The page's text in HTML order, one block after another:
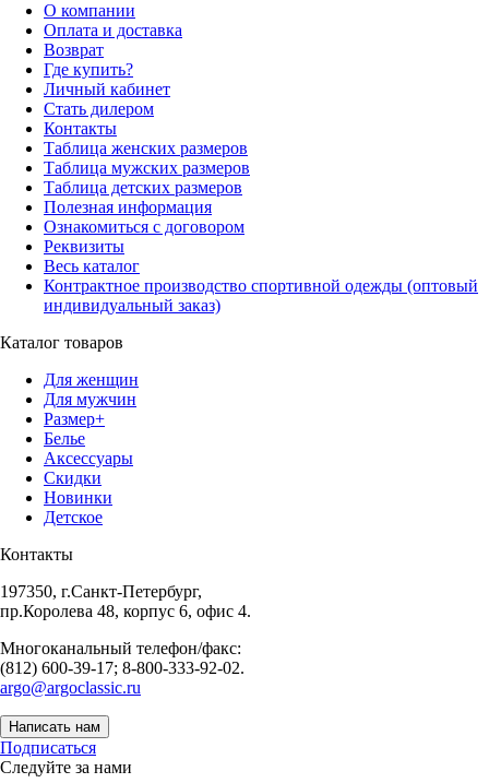
О компании
Оплата и доставка
Возврат
Где купить?
Личный кабинет
Стать дилером
Контакты
Таблица женских размеров
Таблица мужских размеров
Таблица детских размеров
Полезная информация
Ознакомиться с договором
Реквизиты
Весь каталог
Контрактное производство спортивной одежды (оптовый
индивидуальный заказ)
Каталог товаров
Для женщин
Для мужчин
Размер+
Белье
Аксессуары
Скидки
Новинки
Детское
Контакты
197350, г.Санкт-Петербург,
пр.Королева 48, корпус 6, офис 4.
Многоканальный телефон/факс:
(812) 600-39-17; 8-800-333-92-02.
argo@argoclassic.ru
Написать нам
Подписаться
Следуйте за нами